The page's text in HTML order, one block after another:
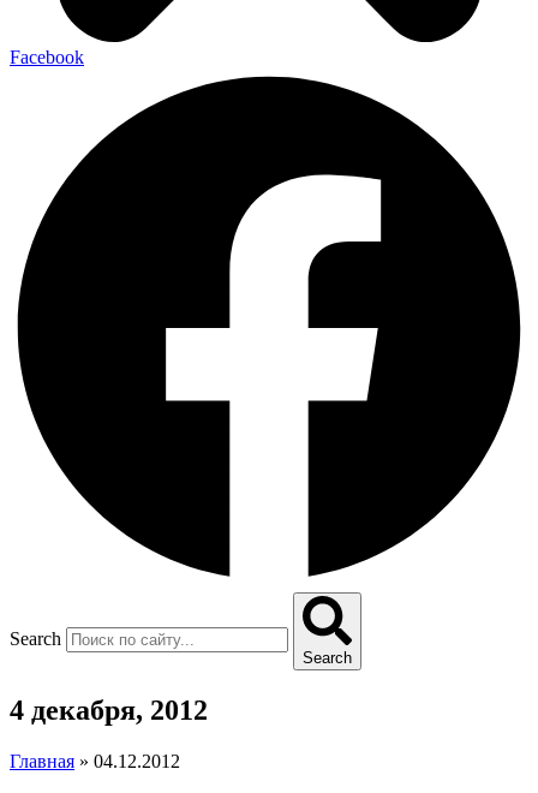
Facebook
Search
Search
4 декабря, 2012
Главная » 04.12.2012